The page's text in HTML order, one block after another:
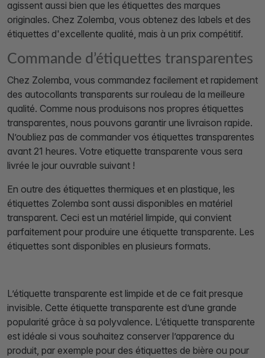
agissent aussi bien que les étiquettes des marques
originales. Chez Zolemba, vous obtenez des labels et des
étiquettes d'excellente qualité, mais à un prix compétitif.
Commande d’étiquettes transparentes
Chez Zolemba, vous commandez facilement et rapidement
des autocollants transparents sur rouleau de la meilleure
qualité. Comme nous produisons nos propres étiquettes
transparentes, nous pouvons garantir une livraison rapide.
N’oubliez pas de commander vos étiquettes transparentes
avant 21 heures. Votre etiquette transparente vous sera
livrée le jour ouvrable suivant !
En outre des étiquettes thermiques et en plastique, les
étiquettes Zolemba sont aussi disponibles en matériel
transparent. Ceci est un matériel limpide, qui convient
parfaitement pour produire une étiquette transparente. Les
étiquettes sont disponibles en plusieurs formats.
L’étiquette transparente est limpide et de ce fait presque
invisible. Cette étiquette transparente est d’une grande
popularité grâce à sa polyvalence. L’étiquette transparente
est idéale si vous souhaitez conserver l’apparence du
produit, par exemple pour des étiquettes de bière ou pour